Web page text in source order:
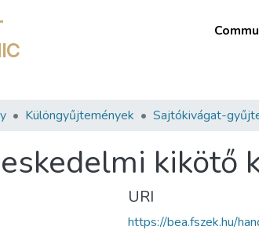
Különgyűjtemények Sajtókivágat-
kikötő
URI
https://bea.fszek.hu/